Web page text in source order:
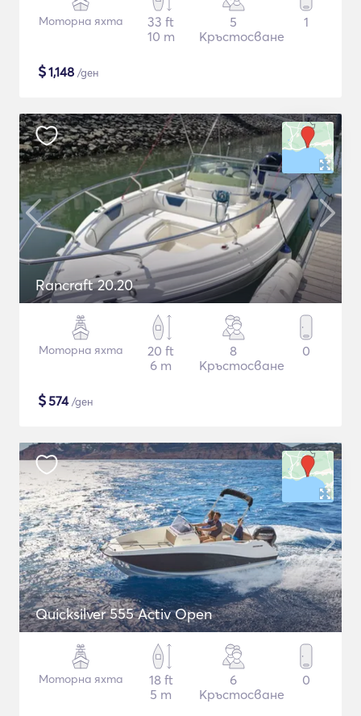
Моторна яхта
33 ft
10 m
5
Кръстосване
1
$1,148 /ден
Rancraft 20.20
Моторна яхта
20 ft
6 m
8
Кръстосване
0
$574/ден
Quicksilver 555 Activ Open
Моторна яхта
18 ft
5 m
6
Кръстосване
0